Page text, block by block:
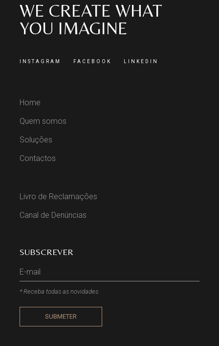
WE CREATE WHAT
YOU IMAGINE
INSTAGRAM FACEBOOK LINKEDIN
Home
Quem somos
Soluções
Contactos
Livro de Reclamações
Canal de Denúncias
SUBSCREVER
* Receba todas as novidades.
SUBMETER